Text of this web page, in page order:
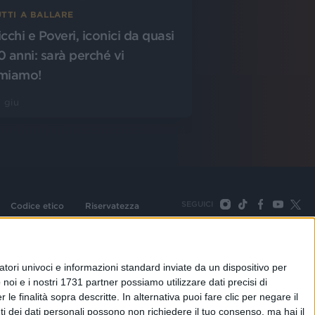
univoci e informazioni standard inviate da un dispositivo per
e i nostri 1731 partner possiamo utilizzare dati precisi di
le finalità sopra descritte. In alternativa puoi fare clic per negare il
dei dati personali possono non richiedere il tuo consenso, ma hai il
A BALLARE
e Poveri, iconici da quasi
anni: sarà perché vi
Codice etico Riservatezza SEGUICI